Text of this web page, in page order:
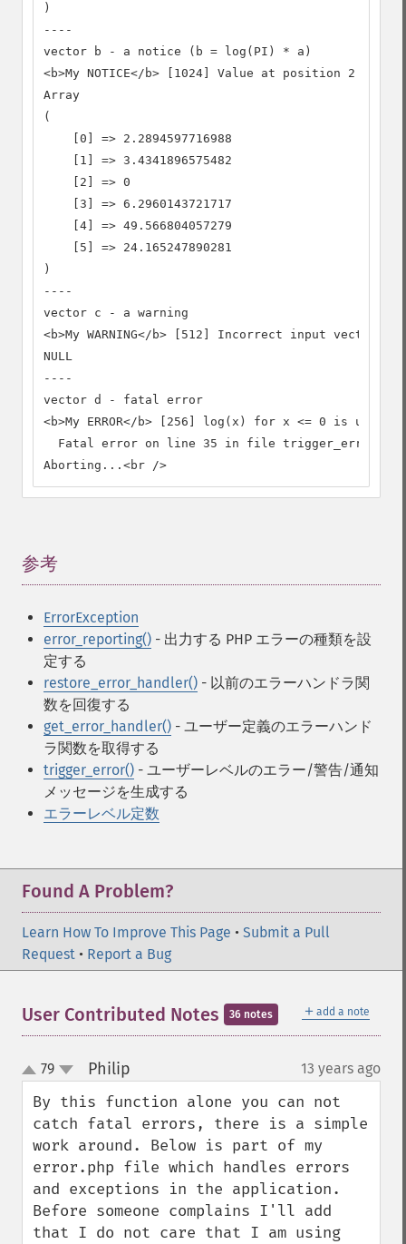
)
----
vector b - a notice (b = log(PI) * a)
<b>My NOTICE</b> [1024] Value at position 2 is
Array
(
    [0] => 2.2894597716988
    [1] => 3.4341896575482
    [2] => 0
    [3] => 6.2960143721717
    [4] => 49.566804057279
    [5] => 24.165247890281
)
----
vector c - a warning
<b>My WARNING</b> [512] Incorrect input vector,
NULL
----
vector d - fatal error
<b>My ERROR</b> [256] log(x) for x <= 0 is
Fatal error on line 35 in file
Aborting...<br />
参考
ErrorException
error_reporting() - 出力する PHP エラーの種類を設
定する
restore_error_handler() - 以前のエラーハンドラ関
数を回復する
get_error_handler() - ユーザー定義のエラーハンド
ラ関数を取得する
trigger_error() - ユーザーレベルのエラー/警告/通知
メッセージを生成する
エラーレベル定数
Found A Problem?
Learn How To Improve This Page • Submit a Pull
Request • Report a Bug
＋ add a note
User Contributed Notes 36 notes
up
down
79 Philip 13 years ago
By this function alone you can not
catch fatal errors, there is a simple
work around. Below is part of my
error.php file which handles errors
and exceptions in the application.
Before someone complains I'll add
that I do not care that I am using